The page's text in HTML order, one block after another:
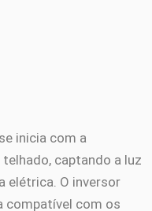
inicia com a
captando a luz
elétrica. O inversor
compatível com os